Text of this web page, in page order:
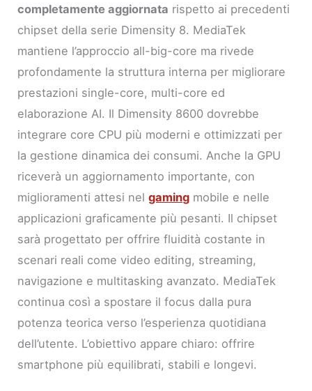
completamente aggiornata rispetto ai precedenti
chipset della serie Dimensity 8. MediaTek
mantiene l’approccio all-big-core ma rivede
profondamente la struttura interna per migliorare
prestazioni single-core, multi-core ed
elaborazione AI. Il Dimensity 8600 dovrebbe
integrare core CPU più moderni e ottimizzati per
la gestione dinamica dei consumi. Anche la GPU
riceverà un aggiornamento importante, con
miglioramenti attesi nelgaming mobile e nelle
applicazioni graficamente più pesanti. Il chipset
sarà progettato per offrire fluidità costante in
scenari reali come video editing, streaming,
navigazione e multitasking avanzato. MediaTek
continua così a spostare il focus dalla pura
potenza teorica verso l’esperienza quotidiana
dell’utente. L’obiettivo appare chiaro: offrire
smartphone più equilibrati, stabili e longevi.